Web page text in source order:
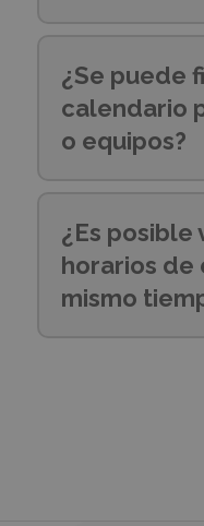
¿Se puede
calendario
o equipos?
¿Es posible
horarios de
mismo